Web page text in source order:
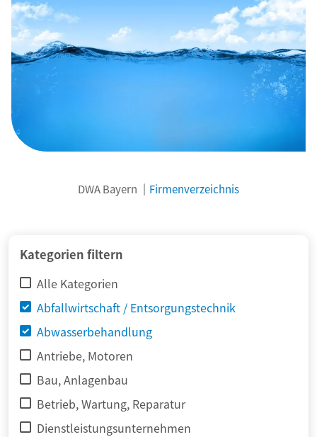
DWA Bayern Firmenverzeichnis
Kategorien filtern
Alle Kategorien
Abfallwirtschaft / Entsorgungstechnik
Abwasserbehandlung
Antriebe, Motoren
Bau, Anlagenbau
Betrieb, Wartung, Reparatur
Dienstleistungsunternehmen